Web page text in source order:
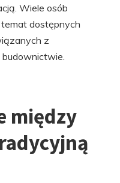
Wiele osób
dostępnych
z
między